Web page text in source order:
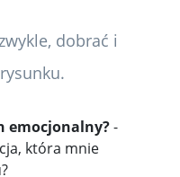
dobrać i
emocjonalny?-
która mnie